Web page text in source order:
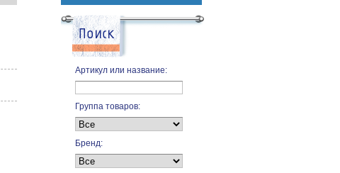
Артикул или название:
Группа товаров:
Бренд: